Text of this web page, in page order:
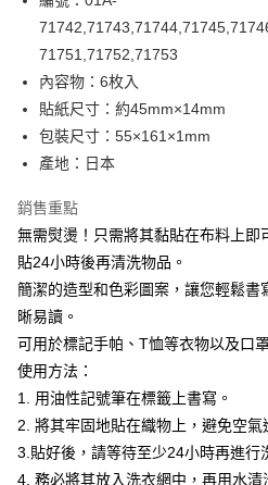
街口支付
Google Pay
大哥付你分期
相關說明
【大哥付你分期使用說明】
2.付款方式選擇「大哥付你分期」，訂單
流程，驗證手機門號後，選擇欲分期的
成交易。
3.實際核准額度、可分期數及費用金額請
4.訂單成立30分鐘內，如未前往確認交易
法說明評估內容。
【繳款方式說明】
1.分期款項不併入電信帳單，「大哥付你
醒簡訊。
2.透過簡訊連結打開帳單後，可選擇「超
帳／街口支付／iPASS MONEY」等通路繳
【注意事項】
1.本服務係由「台灣大哥大股份有限公司
相關說明
【關於「AFTEE先享後付」】
AFTEE先享後付是「在收到商品之後才付
便利好安心！
１．簡單：不需註冊會員、不需綁卡、不
２．便利：只要手機號碼，簡訊認證，即
【「AFTEE先享後付」結帳流程】
１．於結帳方式選擇「AFTEE先享後付
結帳頁面，進行簡訊認證並確認金額後，
２．訂單成立數日內，您將收到繳費通知
３．收到繳費通知簡訊後14天內，點擊此
ATM／網路銀行／等多元方式進行付款，
全家取貨付款
每筆NT$65，滿NT$1,500(含以上)免
7-11取貨付款
每筆NT$65，滿NT$1,500(含以上)免
宅配
71751,71752,71753
內容物：6枚入
貼紙尺寸：約45mm×14mm
包裝尺寸：55×161×1mm
產地：日本
銷售重點
無需熨燙！只需將其黏貼在布料上即
貼24小時後再清洗物品。
簡潔的造型和色彩圖案，讓您輕鬆書
晰易讀。
可用於標記手帕、T恤等衣物以及口
使用方法：
1. 用油性記號筆在標籤上書寫。
2. 將其牢固地貼在織物上，避免空氣
3.貼好後，請等待至少24小時再進行
4. 務必將其放入洗衣網中，再用水清